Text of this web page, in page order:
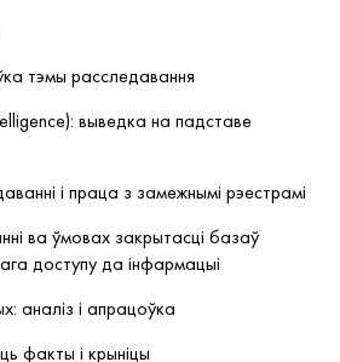
тэмы расследавання
выведка на падставе
і праца з замежнымі рэестрамі
ва ўмовах закрытасці базаў
доступу да інфармацыі
аналіз і апрацоўка
факты і крыніцы